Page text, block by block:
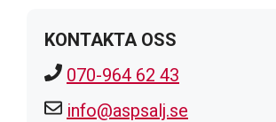
KONTAKTA OSS
070-964 62 43
info@aspsalj.se